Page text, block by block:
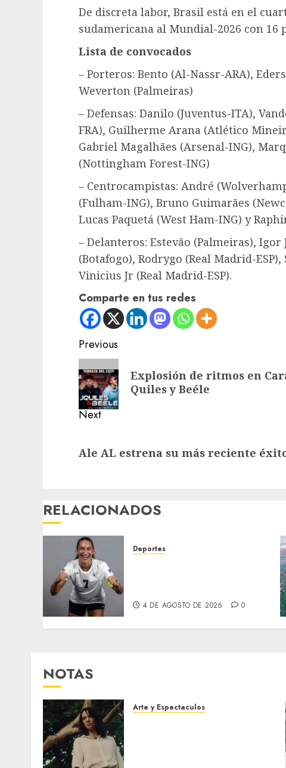
De discreta labor, Brasil está en el
sudamericana al Mundial-2026 con
Lista de convocados
– Porteros: Bento (Al-Nassr-ARA),
Weverton (Palmeiras)
– Defensas: Danilo (Juventus-ITA),
FRA), Guilherme Arana (Atlético
Gabriel Magalhães (Arsenal-ING),
(Nottingham Forest-ING)
– Centrocampistas: André
(Fulham-ING), Bruno Guimarães
Lucas Paquetá (West Ham-ING) y
– Delanteros: Estevão (Palmeiras),
(Botafogo), Rodrygo (Real Madrid-
Vinicius Jr (Real Madrid-ESP).
Comparte en tus redes
Post
navigation
Previous
Previous
post:
Explosión de ritmos en
Quiles y Beéle
Next
post:
Ale AL estrena su más reciente
RELACIONADOS
Deportes
4 DE AGOSTO DE 2026 0
NOTAS
Arte y Espectaculos